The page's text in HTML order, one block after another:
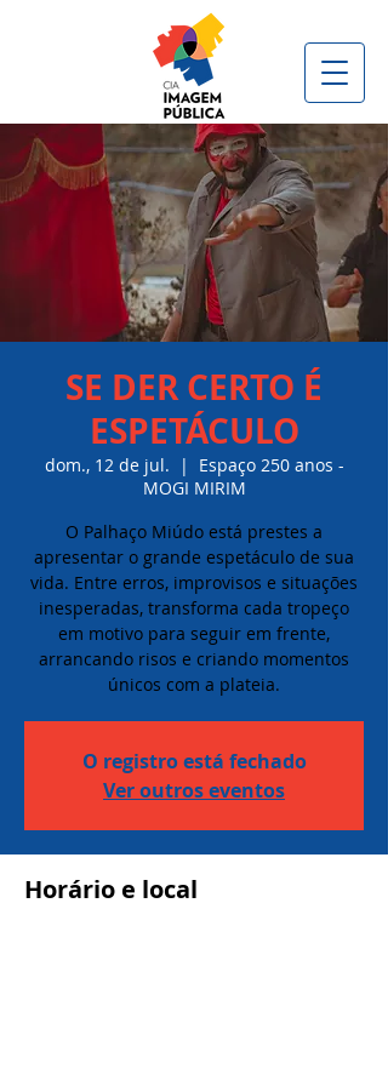
SE DER CERTO É
ESPETÁCULO
dom., 12 de jul.
  |
Espaço 250 anos -
MOGI MIRIM
O Palhaço Miúdo está prestes a
apresentar o grande espetáculo de sua
vida. Entre erros, improvisos e situações
inesperadas, transforma cada tropeço
em motivo para seguir em frente,
arrancando risos e criando momentos
únicos com a plateia.
O registro está fechado
Ver outros eventos
Horário e local